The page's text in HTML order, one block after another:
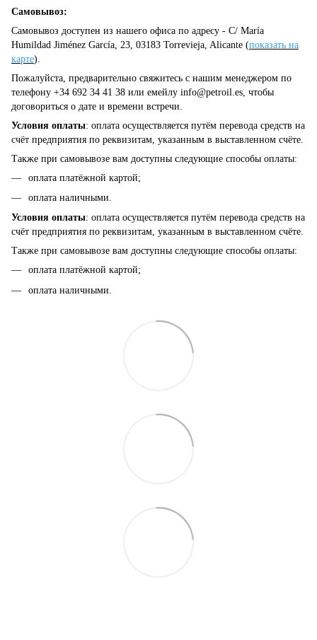
Самовывоз:
Самовывоз доступен из нашего офиса по адресу - C/ María
Humildad Jiménez García, 23, 03183 Torrevieja, Alicante (показать на
карте).
Пожалуйста, предварительно свяжитесь с нашим менеджером по
телефону +34 692 34 41 38 или емейлу info@petroil.es , чтобы
договориться о дате и времени встречи.
Условия оплаты: оплата осуществляется путём перевода средств на
счёт предприятия по реквизитам, указанным в выставленном счёте.
Также при самовывозе вам доступны следующие способы оплаты:
оплата платёжной картой;
оплата наличными.
Условия оплаты: оплата осуществляется путём перевода средств на
счёт предприятия по реквизитам, указанным в выставленном счёте.
Также при самовывозе вам доступны следующие способы оплаты:
оплата платёжной картой;
оплата наличными.